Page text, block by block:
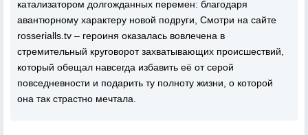
катализатором долгожданных перемен: благодаря
авантюрному характеру новой подруги, Смотри на сайте
rosserialls.tv – героиня оказалась вовлечена в
стремительный круговорот захватывающих происшествий,
который обещал навсегда избавить её от серой
повседневности и подарить ту полноту жизни, о которой
она так страстно мечтала.